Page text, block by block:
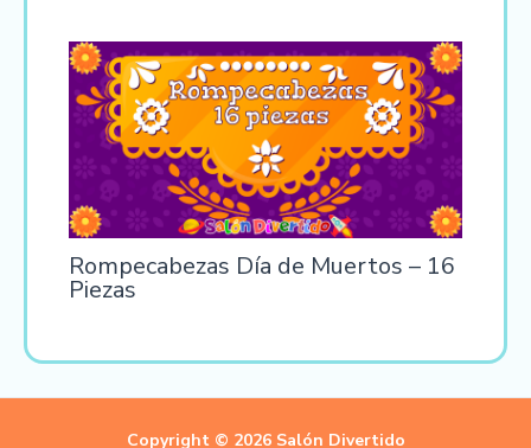
Rompecabezas Día de Muertos – 16
Piezas
Copyright © 2026 Salón Divertido